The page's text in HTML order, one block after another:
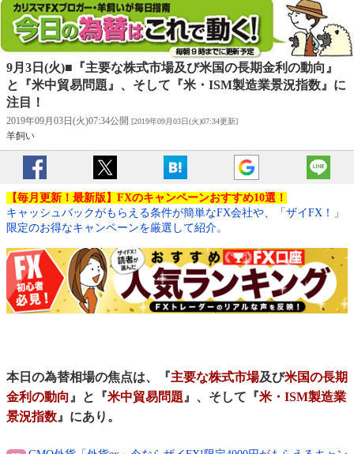
9月3日(火)■『主要な株式市場及び米国の長期金利の動向』
と『米中貿易問題』、そして『米・ISM製造業景況指数』に
注目！
2019年09月03日(火)07:34公開 [2019年09月03日(火)07:34更新]
羊飼い
【毎月更新！最新版】FXのキャンペーンおすすめ10選！
キャッシュバックがもらえる条件が簡単なFX会社や、「ザイFX！」
限定のお得なキャンペーンを厳選して紹介。
本日の為替相場の焦点は、『主要な株式市場及び米国の長期
金利の動向』と『米中貿易問題』、そして『米・ISM製造業
景況指数』にあり。